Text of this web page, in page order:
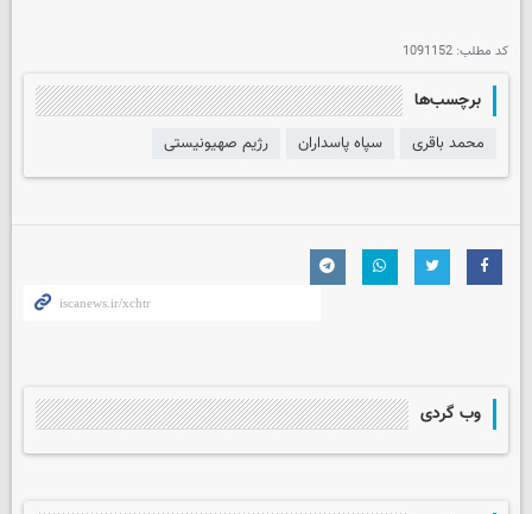
کد مطلب: 1091152
برچسب‌ها
محمد باقری سپاه پاسداران رژیم صهیونیستی
وب گردی